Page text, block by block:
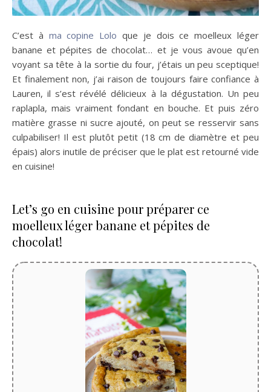
C’est à ma copine Lolo que je dois ce moelleux léger
banane et pépites de chocolat… et je vous avoue qu’en
voyant sa tête à la sortie du four, j’étais un peu sceptique!
Et finalement non, j’ai raison de toujours faire confiance à
Lauren, il s’est révélé délicieux à la dégustation. Un peu
raplapla, mais vraiment fondant en bouche. Et puis zéro
matière grasse ni sucre ajouté, on peut se resservir sans
culpabiliser! Il est plutôt petit (18 cm de diamètre et peu
épais) alors inutile de préciser que le plat est retourné vide
en cuisine!
Let’s go en cuisine pour préparer ce
moelleux léger banane et pépites de
chocolat!